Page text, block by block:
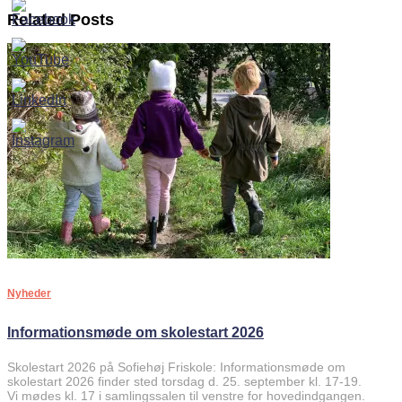
Related Posts
Nyheder
Informationsmøde om skolestart 2026
Skolestart 2026 på Sofiehøj Friskole: Informationsmøde om
skolestart 2026 finder sted torsdag d. 25. september kl. 17-19.
Vi mødes kl. 17 i samlingssalen til venstre for hovedindgangen.